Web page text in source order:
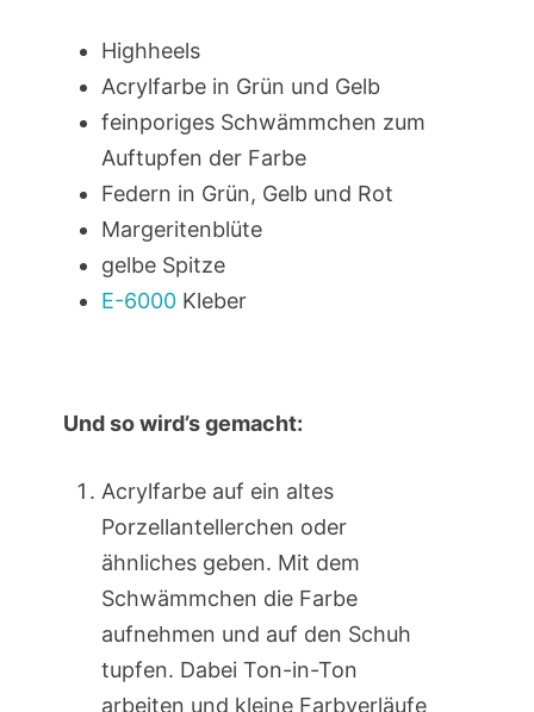
Highheels
Acrylfarbe in Grün und Gelb
feinporiges Schwämmchen zum
Auftupfen der Farbe
Federn in Grün, Gelb und Rot
Margeritenblüte
gelbe Spitze
E-6000Kleber
Und so wird’s gemacht:
Acrylfarbe auf ein altes
Porzellantellerchen oder
ähnliches geben. Mit dem
Schwämmchen die Farbe
aufnehmen und auf den Schuh
tupfen. Dabei Ton-in-Ton
arbeiten und kleine Farbverläufe